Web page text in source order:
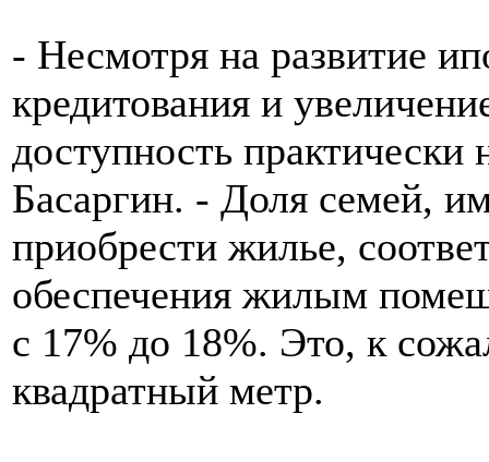
- Несмотря на развитие
кредитования и
доступность практически
Басаргин. - Доля семей,
приобрести жилье,
обеспечения жилым
с 17% до 18%. Это, к
квадратный метр.